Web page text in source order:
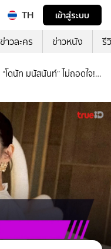
TH
เข้าสู่ระบบ
ข่าวละคร ข่าวหนัง รี
“โดนัท มนัสนันท์” ไม่ถอดใจ!!